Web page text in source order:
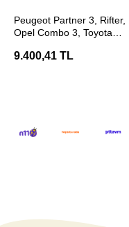
Peugeot Partner 3, Rifter,
Opel Combo 3, Toyota
Demiri (Hakpol)
9.400,41 TL